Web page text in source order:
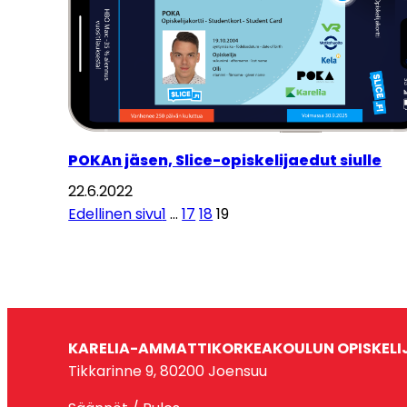
POKAn jäsen, Slice-opiskelijaedut siulle
22.6.2022
Edellinen sivu1 … 17 1819
KARELIA-AMMATTIKORKEAKOULUN
Tikkarinne 9, 80200 Joensuu